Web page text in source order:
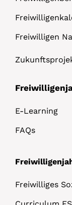
Freiwilligen
E-Learning
FAQs
Freiwilliges